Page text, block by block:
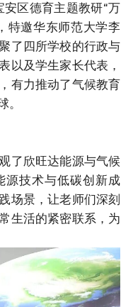
区德育主题教研“万
特邀华东师范大学李
了四所学校的行政与
以及学生家长代表，
有力推动了气候教育
。
了欣旺达能源与气候
源技术与低碳创新成
场景，让老师们深刻
生活的紧密联系，为